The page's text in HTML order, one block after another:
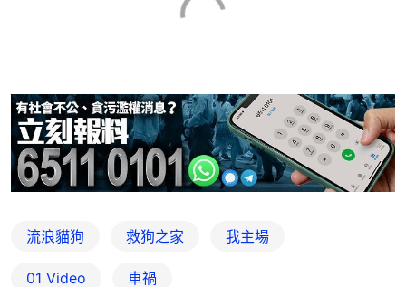
流浪貓狗 救狗之家 我主場
01 Video 車禍